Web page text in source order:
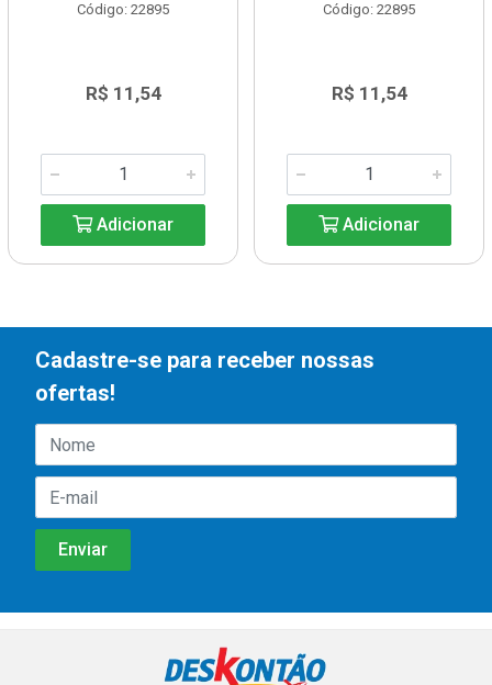
Código: 22895
R$ 11,54
Adicionar
Código: 22895
R$ 11,54
Adicionar
Cadastre-se para receber nossas
ofertas!